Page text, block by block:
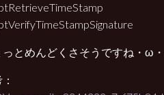
っとめんどくさそうですね・ω・